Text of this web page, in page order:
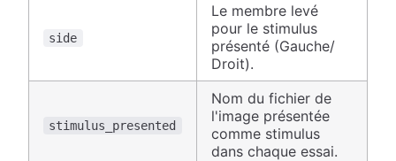
side
Le membre levé
pour le stimulus
présenté (Gauche/
Droit).
stimulus_presented
Nom du fichier de
l'image présentée
comme stimulus
dans chaque essai.